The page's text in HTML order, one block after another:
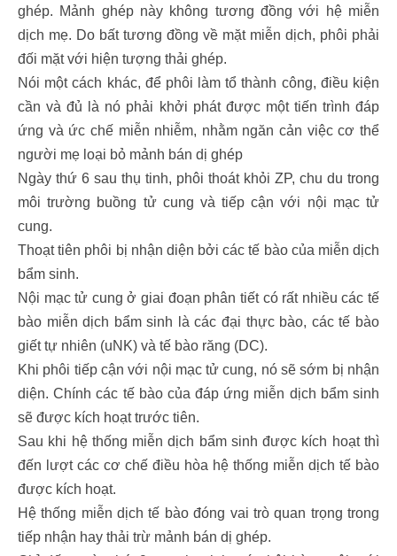
ghép. Mảnh ghép này không tương đồng với hệ miễn
dịch mẹ. Do bất tương đồng về mặt miễn dịch, phôi phải
đối mặt với hiện tượng thải ghép.
Nói một cách khác, để phôi làm tổ thành công, điều kiện
cần và đủ là nó phải khởi phát được một tiến trình đáp
ứng và ức chế miễn nhiễm, nhằm ngăn cản việc cơ thể
người mẹ loại bỏ mảnh bán dị ghép
Ngày thứ 6 sau thụ tinh, phôi thoát khỏi ZP, chu du trong
môi trường buồng tử cung và tiếp cận với nội mạc tử
cung.
Thoạt tiên phôi bị nhận diện bởi các tế bào của miễn dịch
bẩm sinh.
Nội mạc tử cung ở giai đoạn phân tiết có rất nhiều các tế
bào miễn dịch bẩm sinh là các đại thực bào, các tế bào
giết tự nhiên (uNK) và tế bào răng (DC).
Khi phôi tiếp cận với nội mạc tử cung, nó sẽ sớm bị nhận
diện. Chính các tế bào của đáp ứng miễn dịch bẩm sinh
sẽ được kích hoạt trước tiên.
Sau khi hệ thống miễn dịch bẩm sinh được kích hoạt thì
đến lượt các cơ chế điều hòa hệ thống miễn dịch tế bào
được kích hoạt.
Hệ thống miễn dịch tế bào đóng vai trò quan trọng trong
tiếp nhận hay thải trừ mảnh bán dị ghép.